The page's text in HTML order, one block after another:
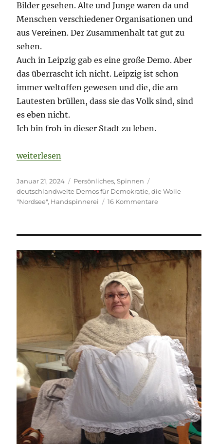
Bilder gesehen. Alte und Junge waren da und
Menschen verschiedener Organisationen und
aus Vereinen. Der Zusammenhalt tat gut zu
sehen.
Auch in Leipzig gab es eine große Demo. Aber
das überrascht ich nicht. Leipzig ist schon
immer weltoffen gewesen und die, die am
Lautesten brüllen, dass sie das Volk sind, sind
es eben nicht.
Ich bin froh in dieser Stadt zu leben.
„Mutmachend“
weiterlesen
Veröffentlicht
am
Januar 21, 2024 Kategorien
Persönliches,Spinnen
deutschlandweite Demos für Demokratie,die Wolle
"Nordsee", Handspinnerei 16 Kommentarezu